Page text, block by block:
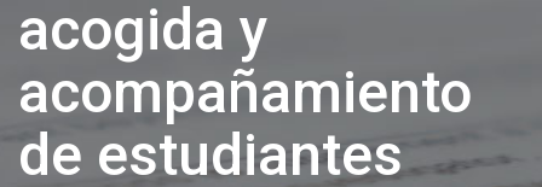
acogida y
acompañamiento
de estudiantes